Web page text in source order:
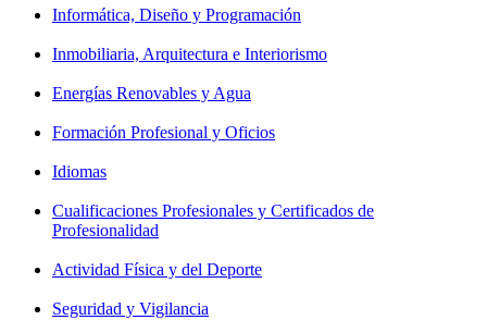
Informática, Diseño y Programación
Inmobiliaria, Arquitectura e Interiorismo
Energías Renovables y Agua
Formación Profesional y Oficios
Idiomas
Cualificaciones Profesionales y Certificados de
Profesionalidad
Actividad Física y del Deporte
Seguridad y Vigilancia